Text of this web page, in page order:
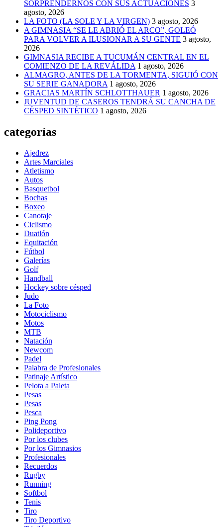
SORPRENDERNOS CON SUS ACTUACIONES 3
agosto, 2026
LA FOTO (LA SOLE Y LA VIRGEN) 3 agosto, 2026
A GIMNASIA “SE LE ABRIÓ EL ARCO”, GOLEÓ
PARA VOLVER A ILUSIONAR A SU GENTE 3 agosto,
2026
GIMNASIA RECIBE A TUCUMÁN CENTRAL EN EL
COMIENZO DE LA REVÁLIDA 1 agosto, 2026
ALMAGRO, ANTES DE LA TORMENTA, SIGUIÓ CON
SU SERIE GANADORA 1 agosto, 2026
GRACIAS MARTÍN SCHLOTTHAUER 1 agosto, 2026
JUVENTUD DE CASEROS TENDRÁ SU CANCHA DE
CÉSPED SINTÉTICO 1 agosto, 2026
categorías
Ajedrez
Artes Marciales
Atletismo
Autos
Basquetbol
Bochas
Boxeo
Canotaje
Ciclismo
Duatlón
Equitación
Fútbol
Galerías
Golf
Handball
Hockey sobre césped
Judo
La Foto
Motociclismo
Motos
MTB
Natación
Newcom
Padel
Palabra de Profesionales
Patinaje Artístico
Pelota a Paleta
Pesas
Pesas
Pesca
Ping Pong
Polideportivo
Por los clubes
Por los Gimnasios
Profesionales
Recuerdos
Rugby
Running
Softbol
Tenis
Tiro
Tiro Deportivo